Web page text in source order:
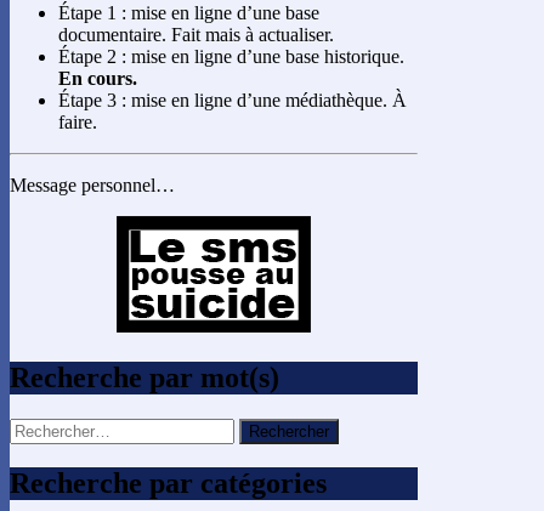
Étape 1 : mise en ligne d’une base
documentaire. Fait mais à actualiser.
Étape 2 : mise en ligne d’une base historique.
En cours.
Étape 3 : mise en ligne d’une médiathèque. À
faire.
Message personnel…
Recherche par mot(s)
Rechercher :
Recherche par catégories